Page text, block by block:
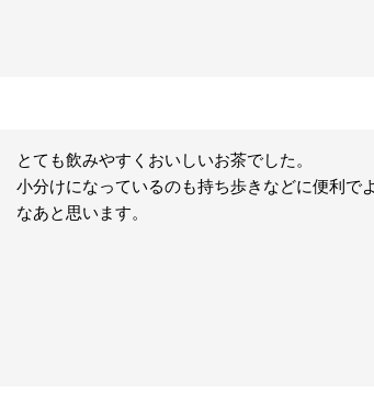
とても飲みやすくおいしいお茶でした。
小分けになっているのも持ち歩きなどに便利で
なあと思います。